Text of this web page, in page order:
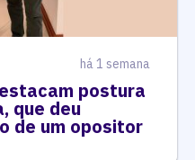
há 1 semana
postura
que deu
de um opositor